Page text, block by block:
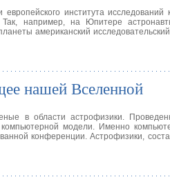
европейского института
например, на Юпитере
американский
нашей Вселенной
в области астрофизики.
модели. Именно
конференции. Астрофизики,